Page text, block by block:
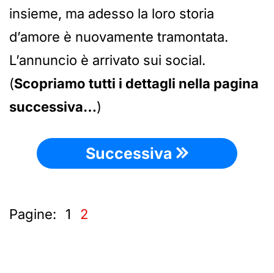
insieme, ma adesso la loro storia
d’amore è nuovamente tramontata.
L’annuncio è arrivato sui social.
(Scopriamo tutti i dettagli nella pagina
successiva…)
Successiva
Pagine: 1 2